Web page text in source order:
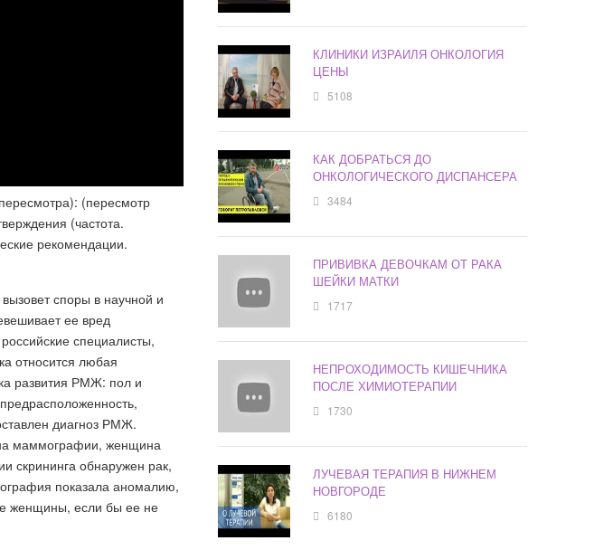
(пересмотр
(частота.
рекомендации.
споры в научной и
ее вред
специалисты,
относится любая
развития РМЖ: пол и
диагноз РМЖ.
маммографии, женщина
скрининга обнаружен рак,
показала аномалию,
женщины, если бы ее не
КЛИНИКИ ИЗРАИЛЯ ОНКОЛОГИЯ
ЦЕНЫ
5108
КАК ДОБРАТЬСЯ ДО
ОНКОЛОГИЧЕСКОГО ДИСПАНСЕРА
3484
ПРИВИВКА ДЕВОЧКАМ ОТ РАКА
ШЕЙКИ МАТКИ
1717
НЕПРОХОДИМОСТЬ КИШЕЧНИКА
ПОСЛЕ ХИМИОТЕРАПИИ
1730
ЛУЧЕВАЯ ТЕРАПИЯ В НИЖНЕМ
НОВГОРОДЕ
6180